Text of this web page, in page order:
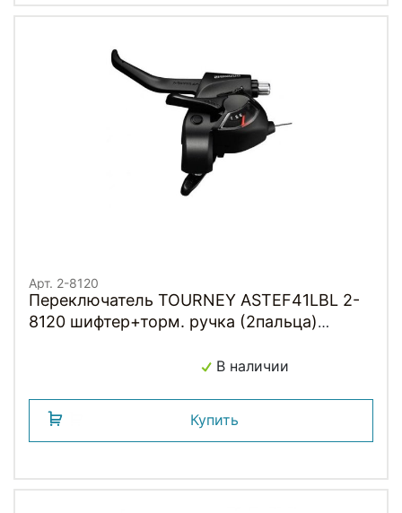
Арт. 2-8120
Переключатель TOURNEY ASTEF41LBL 2-
8120 шифтер+торм. ручка (2пальца)
В наличии
Купить